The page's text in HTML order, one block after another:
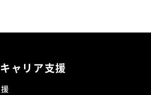
ャリア支援